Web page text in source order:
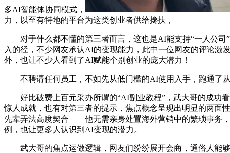
多AI智能体协同模式，
力，以至有特地的平台为这类创业者供给搀扶，
对于什么都不懂的第三者而言，这也是AI能支持“一人公司
入的径，不少网友承认AI的变现能力，此中一位网友的评论激
外，也让不少人看到了AI赋能个别创业的庞大潜力！
不聘请任何员工，不如先从低门槛的AI使用入手，跑通了从
好比破费上百元采办所谓的“AI副业教程”，武大哥的成功看
惊人成就，也有对第三者的提示，焦点概念呈现出明显的两面
先辈弄法高度契合——他无需亲身处置海外营销中的繁琐事务
例，也让更多人认识到AI变现的潜力。
武大哥的焦点运做逻辑，网友们纷纷展开会商，通俗人能